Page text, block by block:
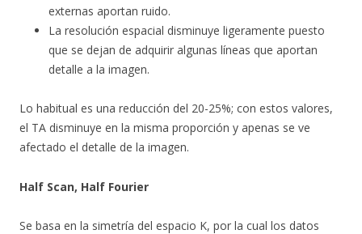
externas aportan ruido.
La resolución espacial disminuye ligeramente puesto
que se dejan de adquirir algunas líneas que aportan
detalle a la imagen.
Lo habitual es una reducción del 20-25%; con estos valores,
el TA disminuye en la misma proporción y apenas se ve
afectado el detalle de la imagen.
Half Scan, Half Fourier
Se basa en la simetría del espacio K, por la cual los datos